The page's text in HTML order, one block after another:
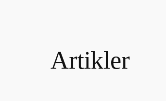
Artikler